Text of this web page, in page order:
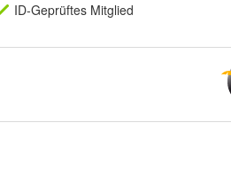
ID-Geprüftes Mitglied